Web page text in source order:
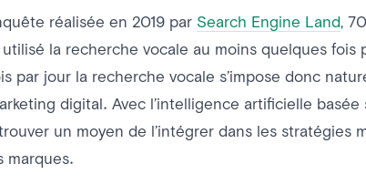
réalisée en 2019 par Search Engine Land,
la recherche vocale au moins quelques fois
par jour la recherche vocale s’impose donc
digital. Avec l’intelligence artificielle
un moyen de l’intégrer dans les stratégies
marques.